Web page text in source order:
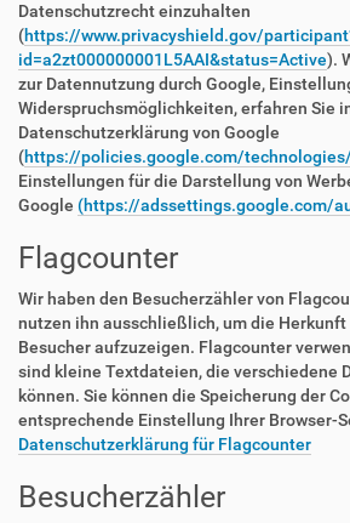
Datenschutzrecht einzuhalten
(https://www.privacyshield.gov/
id=a2zt000000001L5AAI&status=Active).
zur Datennutzung durch Google,
Widerspruchsmöglichkeiten, erfahren Sie
Datenschutzerklärung von Google
(https://policies.google.com/
Einstellungen für die Darstellung von
Google (https://adssettings.google.com/
Flagcounter
Wir haben den Besucherzähler von
nutzen ihn ausschließlich, um die
Besucher aufzuzeigen. Flagcounter
sind kleine Textdateien, die verschiedene
können. Sie können die Speicherung der
entsprechende Einstellung Ihrer Browser-
Datenschutzerklärung für Flagcounter
Besucherzähler